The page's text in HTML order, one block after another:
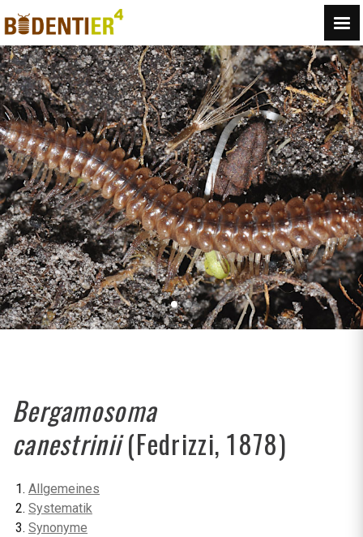
Bergamosoma
canestrinii(Fedrizzi, 1878)
Allgemeines
Systematik
Synonyme